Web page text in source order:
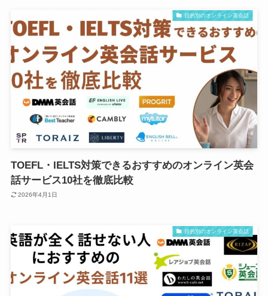
目的別のオンライン英会話
TOEFL・IELTS対策できるおすすめのオンライン英会
話サービス10社を徹底比較
2026年4月1日
目的別のオンライン英会話